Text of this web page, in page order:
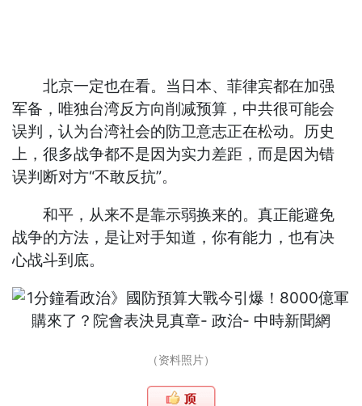
北京一定也在看。当日本、菲律宾都在加强
军备，唯独台湾反方向削减预算，中共很可能会
误判，认为台湾社会的防卫意志正在松动。历史
上，很多战争都不是因为实力差距，而是因为错
误判断对方“不敢反抗”。
和平，从来不是靠示弱换来的。真正能避免
战争的方法，是让对手知道，你有能力，也有决
心战斗到底。
（资料照片）